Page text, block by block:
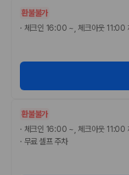
Q. 제주 렌트카 가격비교
Q. 가족 여행에는 어떤 제
제주렌트카 가격비
제주도 렌트카 실시간
국내 렌트카 가격비교
해외 렌트카 가격비교
카모아 사이트맵
환불불가
· 체크인 16:00 ~, 체크아웃 11:00
환불불가
· 체크인 16:00 ~, 체크아웃 11:00
· 무료 셀프 주차